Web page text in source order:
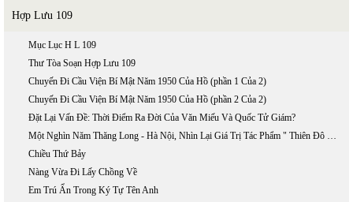
Hợp Lưu 109
Mục Lục H L 109
Thư Tòa Soạn Hợp Lưu 109
Chuyến Đi Cầu Viện Bí Mật Năm 1950 Của Hồ (phần 1 Của 2)
Chuyến Đi Cầu Viện Bí Mật Năm 1950 Của Hồ (phần 2 Của 2)
Đặt Lại Vấn Đề: Thời Điểm Ra Đời Của Văn Miếu Và Quốc Tử Giám?
Một Nghìn Năm Thăng Long - Hà Nội, Nhìn Lại Giá Trị Tác Phẩm " Thiên Đô Chiếu" Của Thái Tổ Lý Công Uẩn
Chiều Thứ Bảy
Nàng Vừa Đi Lấy Chồng Về
Em Trú Ẩn Trong Ký Tự Tên Anh